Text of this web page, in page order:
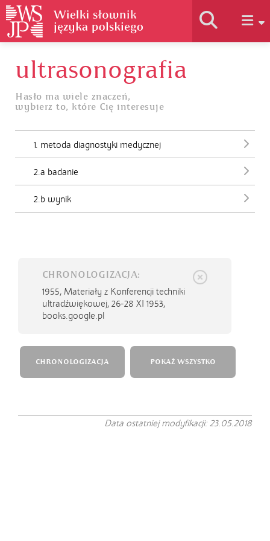
Historia słownika
Jak korzystać
Podstawy naukowe
ultrasonografia
Hasło ma wiele znaczeń,
wybierz to, które Cię interesuje
1. metoda diagnostyki medycznej
2.a badanie
2.b wynik
CHRONOLOGIZACJA:
1955, Materiały z Konferencji techniki
ultradźwiękowej, 26-28 XI 1953,
books.google.pl
CHRONOLOGIZACJA POKAŻ WSZYSTKO
Data ostatniej modyfikacji: 23.05.2018